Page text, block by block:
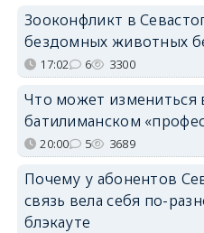
Зооконфликт в
бездомных животных
17:02 6 3300
Что может измениться
батилиманском
20:00 5 3689
Почему у абонентов
связь вела себя по-
блэкауте